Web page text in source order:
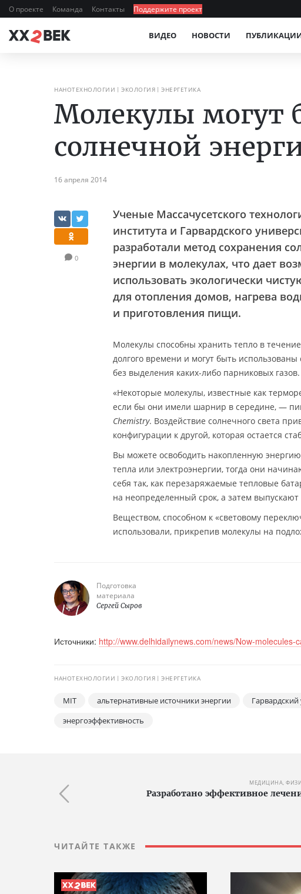
О проекте Команда Контакты Поддержите проект
ВИДЕО НОВОСТИ
НАНОТЕХНОЛОГИИ ЭКОЛОГИЯ ЭНЕРГЕТИКА
Молекулы могут
солнечной
16 апреля 2014
0
Ученые Массачусетского
института и Гарвардского
разработали метод сохранения
энергии в молекулах, что дает
использовать экологически
для отопления домов, нагрева
и приготовления пищи.
Молекулы способны хранить тепло в
долгого времени и могут быть использованы
без выделения каких-либо парниковых
«Некоторые молекулы, известные как
если бы они имели шарнир в середине, —
Chemistry. Воздействие солнечного света
конфигурации к другой, которая остается
Вы можете освободить накопленную
тепла или электроэнергии, тогда они
себя так, как перезаряжаемые тепловые
на неопределенный срок, а затем
Веществом, способном к «световому
использовали, прикрепив молекулы на
Подготовка
материала
Сергей Сыров
Источники: http://www.delhidailynews.com/news/Now-
НАНОТЕХНОЛОГИИ ЭКОЛОГИЯ ЭНЕРГЕТИКА
MIT альтернативные источники энергии Гарвардский
энергоэффективность
МЕДИЦИНА,
Разработано эффективное
ЧИТАЙТЕ ТАКЖЕ